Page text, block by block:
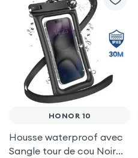
HONOR 10
Housse waterproof avec
Sangle tour de cou Noir